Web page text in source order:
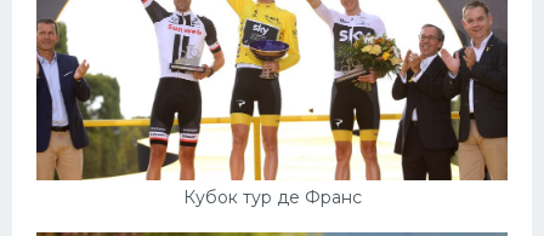
Кубок тур де Франс